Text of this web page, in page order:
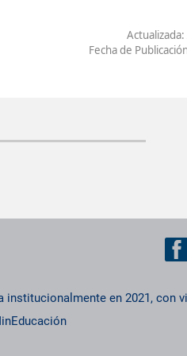
Fecha de
institucionalmente en 2021, con